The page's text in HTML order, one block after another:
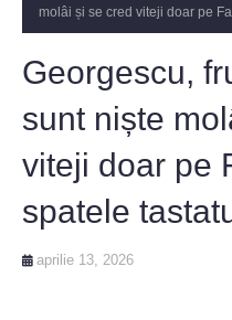
molâi și se cred viteji doar pe
Georgescu,
sunt niște
viteji doar pe
spatele
aprilie 13, 2026